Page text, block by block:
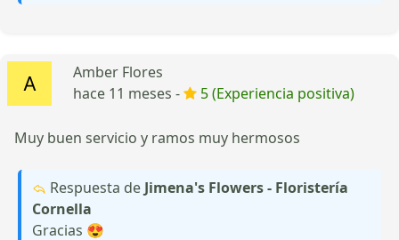
Amber Flores
hace 11 meses -
5 (Experiencia positiva)
Muy buen servicio y ramos muy hermosos
Respuesta de Jimena's Flowers - Floristería
Cornella
Gracias 😍